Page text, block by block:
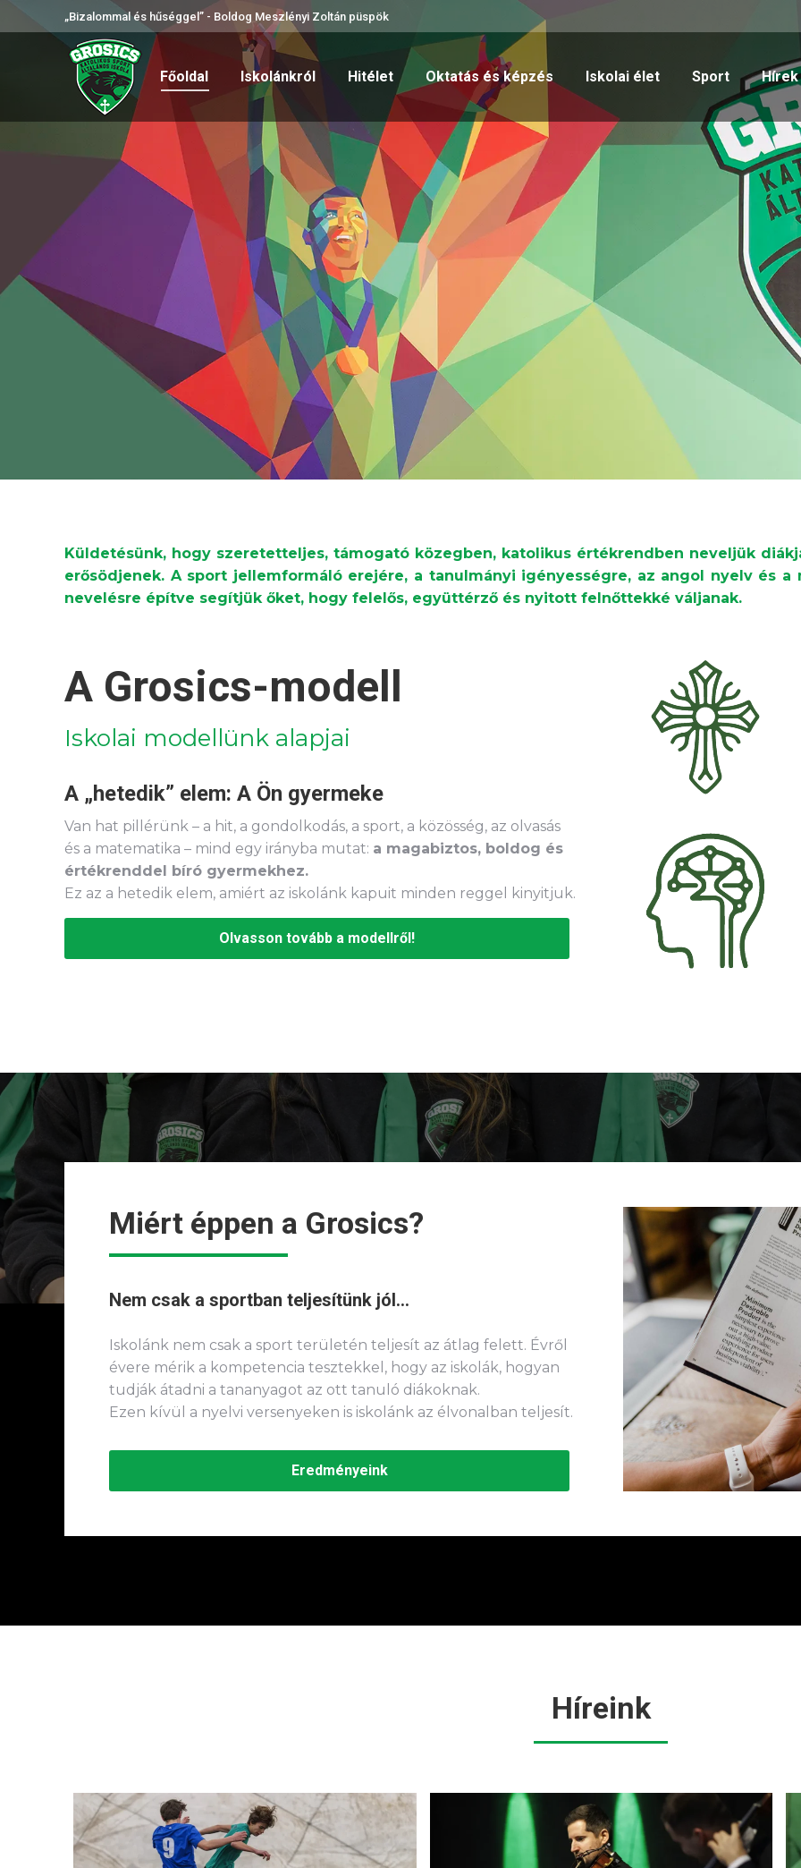
„Bizalommal és hűséggel” - Boldog Meszlényi Zoltán püspök
Főoldal Iskolánkról Hitélet Oktatás és képzés Iskolai élet Sport Hírek
Küldetésünk, hogy szeretetteljes, támogató közegben, katolikus értékrendben neveljük
erősödjenek. A sport jellemformáló erejére, a tanulmányi igényességre, az angol nyelv és a
nevelésre építve segítjük őket, hogy felelős, együttérző és nyitott felnőttekké váljanak.
A Grosics-modell
Iskolai modellünk alapjai
A „hetedik” elem: A Ön gyermeke
Van hat pillérünk – a hit, a gondolkodás, a sport, a közösség, az olvasás
és a matematika – mind egy irányba mutat: a magabiztos, boldog és
értékrenddel bíró gyermekhez.
Ez az a hetedik elem, amiért az iskolánk kapuit minden reggel kinyitjuk.
Olvasson tovább a modellről!
Miért éppen a Grosics?
Nem csak a sportban teljesítünk jól...
Iskolánk nem csak a sport területén teljesít az átlag felett. Évről
évere mérik a kompetencia tesztekkel, hogy az iskolák, hogyan
tudják átadni a tananyagot az ott tanuló diákoknak.
Ezen kívül a nyelvi versenyeken is iskolánk az élvonalban teljesít.
Eredményeink
Híreink